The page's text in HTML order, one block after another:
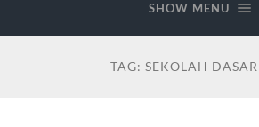
SHOW MENU
TAG: SEKOLAH DASAR